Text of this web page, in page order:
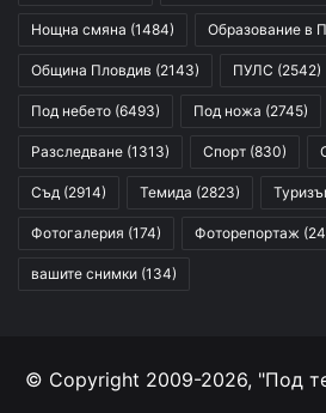
Нощна смяна (1484) Образование в
Община Пловдив (2143) ПУЛС (2542)
Под небето (6493) Под ножа (2745)
Разследване (1313) Спорт (830)
Съд (2914) Темида (2823)
Фотогалерия (174) Фоторепортаж
вашите снимки (134)
© Copyright 2009-2026, "Под